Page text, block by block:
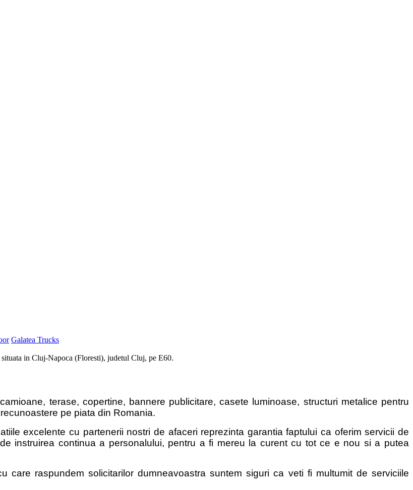
Galatea Trucks
in Cluj-Napoca (Floresti), judetul Cluj, pe E60.
terase, copertine, bannere publicitare, casete luminoase, structuri metalice pentru
pe piata din Romania.
excelente cu partenerii nostri de afaceri reprezinta garantia faptului ca oferim servicii de
instruirea continua a personalului, pentru a fi mereu la curent cu tot ce e nou si a putea
care raspundem solicitarilor dumneavoastra suntem siguri ca veti fi multumit de serviciile